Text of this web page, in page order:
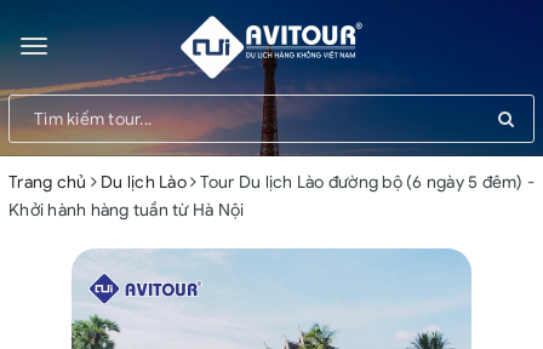
Toggle
navigation
Trang chủ Du lịch Lào
Tour Du lịch Lào đường bộ (6 ngày 5 đêm) -
Khởi hành hàng tuần từ Hà Nội